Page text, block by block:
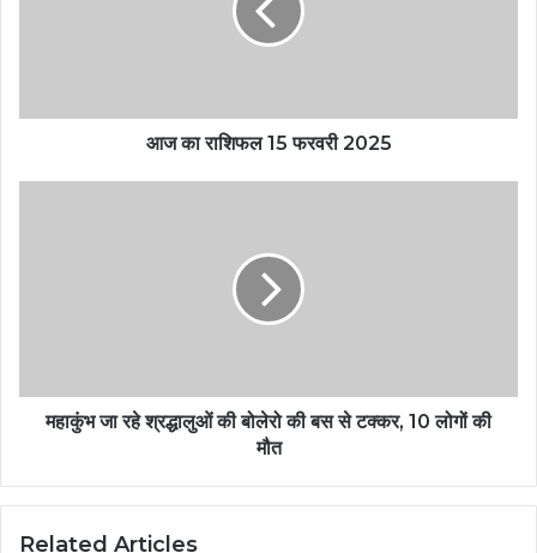
आज का राशिफल 15 फरवरी 2025
महाकुंभ जा रहे श्रद्धालुओं की बोलेरो की बस से टक्कर, 10 लोगों की
मौत
Related Articles